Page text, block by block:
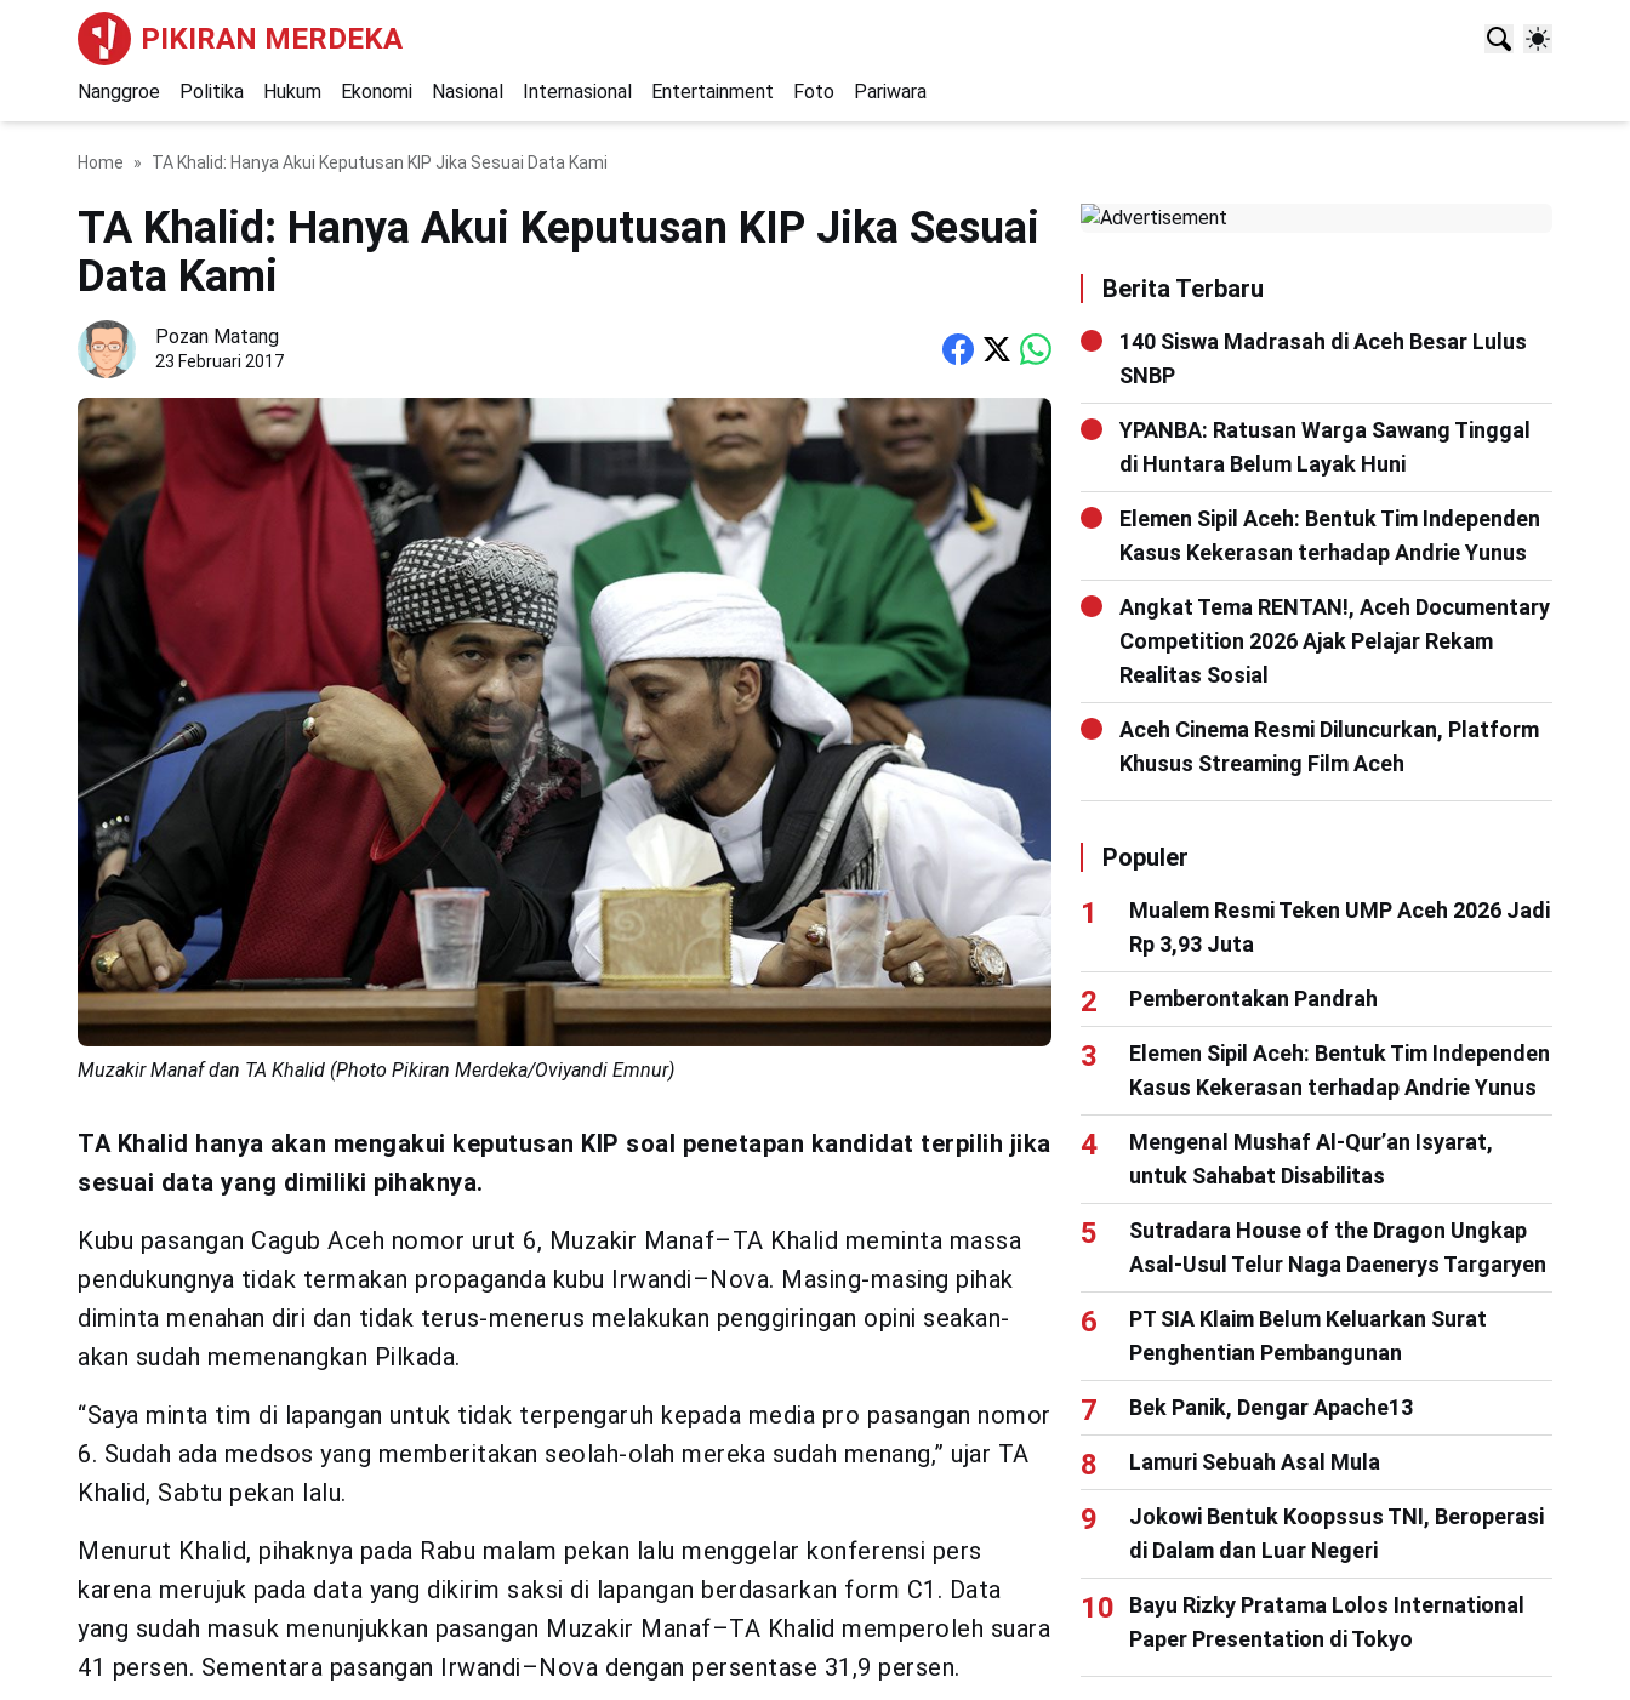
PIKIRAN MERDEKA
Nanggroe Politika Hukum Ekonomi Nasional Internasional Entertainment Foto Pariwara
Home TA Khalid: Hanya Akui Keputusan KIP Jika Sesuai Data Kami
TA Khalid: Hanya Akui Keputusan KIP Jika Sesuai
Data Kami
Pozan Matang
23 Februari 2017
Muzakir Manaf dan TA Khalid (Photo Pikiran Merdeka/Oviyandi Emnur)
TA Khalid hanya akan mengakui keputusan KIP soal penetapan kandidat terpilih jika
sesuai data yang dimiliki pihaknya.
Kubu pasangan Cagub Aceh nomor urut 6, Muzakir Manaf–TA Khalid meminta massa
pendukungnya tidak termakan propaganda kubu Irwandi–Nova. Masing-masing pihak
diminta menahan diri dan tidak terus-menerus melakukan penggiringan opini seakan-
akan sudah memenangkan Pilkada.
“Saya minta tim di lapangan untuk tidak terpengaruh kepada media pro pasangan nomor
6. Sudah ada medsos yang memberitakan seolah-olah mereka sudah menang,” ujar TA
Khalid, Sabtu pekan lalu.
Menurut Khalid, pihaknya pada Rabu malam pekan lalu menggelar konferensi pers
karena merujuk pada data yang dikirim saksi di lapangan berdasarkan form C1. Data
yang sudah masuk menunjukkan pasangan Muzakir Manaf–TA Khalid memperoleh suara
41 persen. Sementara pasangan Irwandi–Nova dengan persentase 31,9 persen.
Berita Terbaru
140 Siswa Madrasah di Aceh Besar Lulus
SNBP
YPANBA: Ratusan Warga Sawang Tinggal
di Huntara Belum Layak Huni
Elemen Sipil Aceh: Bentuk Tim Independen
Kasus Kekerasan terhadap Andrie Yunus
Angkat Tema RENTAN!, Aceh Documentary
Competition 2026 Ajak Pelajar Rekam
Realitas Sosial
Aceh Cinema Resmi Diluncurkan, Platform
Khusus Streaming Film Aceh
Populer
Mualem Resmi Teken UMP Aceh 2026 Jadi
Rp 3,93 Juta
Pemberontakan Pandrah
Elemen Sipil Aceh: Bentuk Tim Independen
Kasus Kekerasan terhadap Andrie Yunus
Mengenal Mushaf Al-Qur’an Isyarat,
untuk Sahabat Disabilitas
Sutradara House of the Dragon Ungkap
Asal-Usul Telur Naga Daenerys Targaryen
PT SIA Klaim Belum Keluarkan Surat
Penghentian Pembangunan
Bek Panik, Dengar Apache13
Lamuri Sebuah Asal Mula
Jokowi Bentuk Koopssus TNI, Beroperasi
di Dalam dan Luar Negeri
Bayu Rizky Pratama Lolos International
Paper Presentation di Tokyo